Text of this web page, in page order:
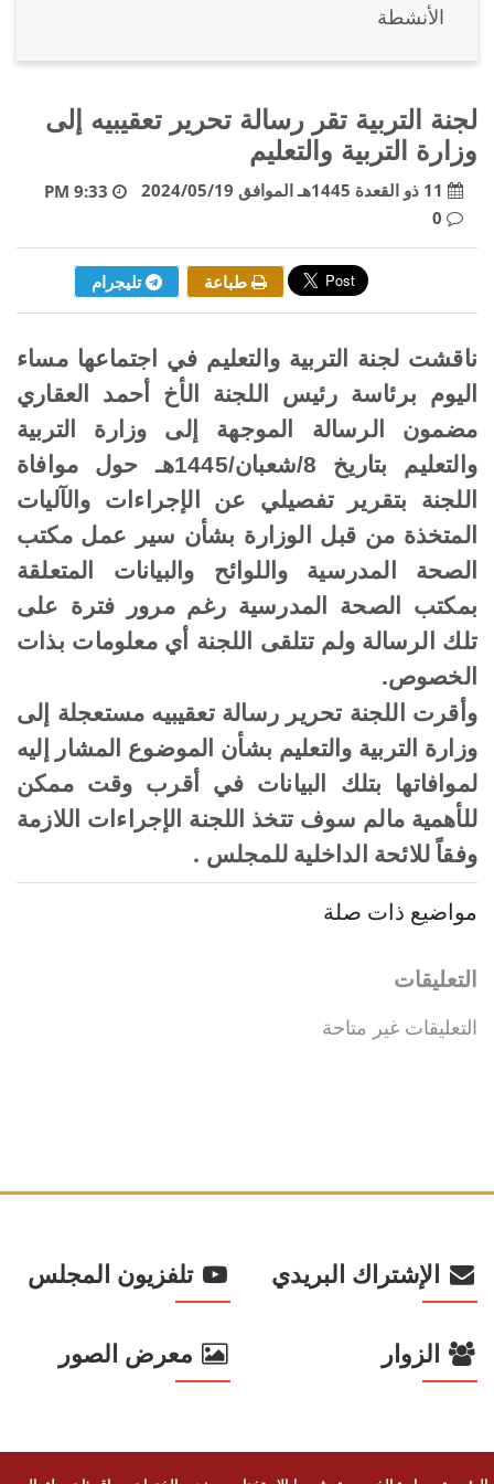
الأنشطة
لجنة التربية تقر رسالة تحرير تعقيبيه إلى
وزارة التربية والتعليم
طباعة تليجرام
ناقشت لجنة التربية والتعليم في اجتماعها مساء
اليوم برئاسة رئيس اللجنة الأخ أحمد العقاري
مضمون الرسالة الموجهة إلى وزارة التربية
والتعليم بتاريخ 8/شعبان/1445هـ حول موافاة
اللجنة بتقرير تفصيلي عن الإجراءات والآليات
المتخذة من قبل الوزارة بشأن سير عمل مكتب
الصحة المدرسية واللوائح والبيانات المتعلقة
بمكتب الصحة المدرسية رغم مرور فترة على
تلك الرسالة ولم تتلقى اللجنة أي معلومات بذات
الخصوص.
وأقرت اللجنة تحرير رسالة تعقيبيه مستعجلة إلى
وزارة التربية والتعليم بشأن الموضوع المشار إليه
لموافاتها بتلك البيانات في أقرب وقت ممكن
للأهمية مالم سوف تتخذ اللجنة الإجراءات اللازمة
وفقاً للائحة الداخلية للمجلس .
مواضيع ذات صلة
التعليقات
التعليقات غير متاحة
الإشتراك البريدي تلفزيون المجلس
الزوار معرض الصور